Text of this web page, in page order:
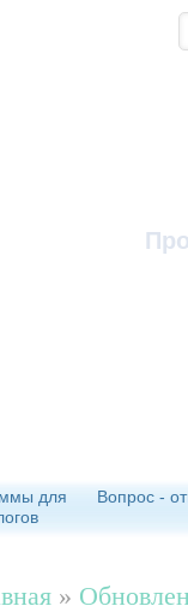
для
Вопрос -
»